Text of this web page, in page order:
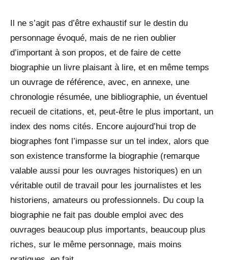
Il ne s’agit pas d’être exhaustif sur le destin du
personnage évoqué, mais de ne rien oublier
d’important à son propos, et de faire de cette
biographie un livre plaisant à lire, et en même temps
un ouvrage de référence, avec, en annexe, une
chronologie résumée, une bibliographie, un éventuel
recueil de citations, et, peut-être le plus important, un
index des noms cités. Encore aujourd’hui trop de
biographes font l’impasse sur un tel index, alors que
son existence transforme la biographie (remarque
valable aussi pour les ouvrages historiques) en un
véritable outil de travail pour les journalistes et les
historiens, amateurs ou professionnels. Du coup la
biographie ne fait pas double emploi avec des
ouvrages beaucoup plus importants, beaucoup plus
riches, sur le même personnage, mais moins